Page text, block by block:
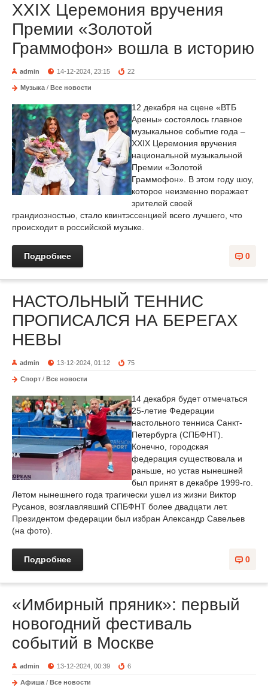
XXIX Церемония вручения
Премии «Золотой
Граммофон» вошла в историю
admin 14-12-2024, 23:15 22
Музыка / Все новости
12 декабря на сцене «ВТБ
Арены» состоялось главное
музыкальное событие года –
XXIX Церемония вручения
национальной музыкальной
Премии «Золотой
Граммофон». В этом году шоу,
которое неизменно поражает
зрителей своей
грандиозностью, стало квинтэссенцией всего лучшего, что
происходит в российской музыке.
0
Подробнее
НАСТОЛЬНЫЙ ТЕННИС
ПРОПИСАЛСЯ НА БЕРЕГАХ
НЕВЫ
admin 13-12-2024, 01:12 75
Спорт / Все новости
14 декабря будет отмечаться
25-летие Федерации
настольного тенниса Санкт-
Петербурга (СПБФНТ).
Конечно, городская
федерация существовала и
раньше, но устав нынешней
был принят в декабре 1999-го.
Летом нынешнего года трагически ушел из жизни Виктор
Русанов, возглавлявший СПБФНТ более двадцати лет.
Президентом федерации был избран Александр Савельев
(на фото).
0
Подробнее
«Имбирный пряник»: первый
новогодний фестиваль
событий в Москве
admin 13-12-2024, 00:39 6
Афиша / Все новости